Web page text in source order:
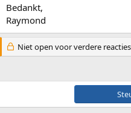
Bedankt,
Raymond
Niet open voor verdere